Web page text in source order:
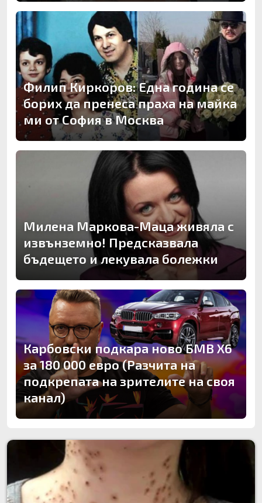
Филип Киркоров: Една година се
борих да пренеса праха на майка
ми от София в Москва
Милена Маркова-Маца живяла с
извънземно! Предсказвала
бъдещето и лекувала болежки
Карбовски подкара ново БМВ Х6
за 180 000 евро (Разчита на
подкрепата на зрителите на своя
канал)